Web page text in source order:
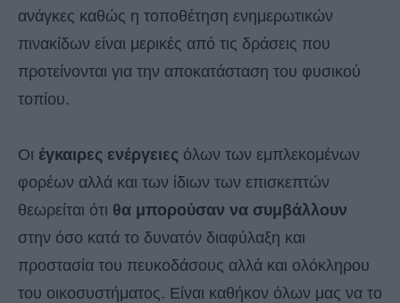
ανάγκες καθώς η τοποθέτηση ενημερωτικών
πινακίδων είναι μερικές από τις δράσεις που
προτείνονται για την αποκατάσταση του φυσικού
τοπίου.
Οι έγκαιρες ενέργειες όλων των εμπλεκομένων
φορέων αλλά και των ίδιων των επισκεπτών
θεωρείται ότι θα μπορούσαν να συμβάλλουν
στην όσο κατά το δυνατόν διαφύλαξη και
προστασία του πευκοδάσους αλλά και ολόκληρου
του οικοσυστήματος. Είναι καθήκον όλων μας να το